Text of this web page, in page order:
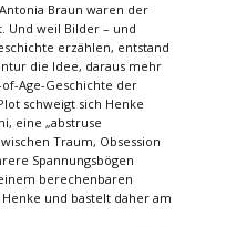
Braun waren der
Und weil Bilder – und
erzählen, entstand
die Idee, daraus mehr
Age-Geschichte der
schweigt sich Henke
eine „abstruse
Traum, Obsession
Spannungsbögen
berechenbaren
Henke und bastelt daher am